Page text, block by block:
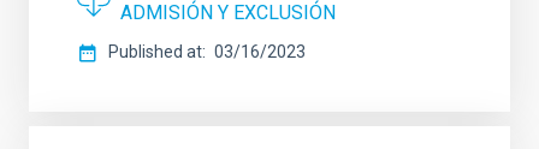
ADMISIÓN Y EXCLUSIÓN
Published at 03/16/2023